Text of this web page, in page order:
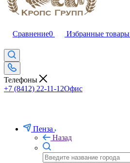
Сравнение0 Избранные товары
Телефоны
+7 (8412) 22-11-12Офис
Пенза
Назад